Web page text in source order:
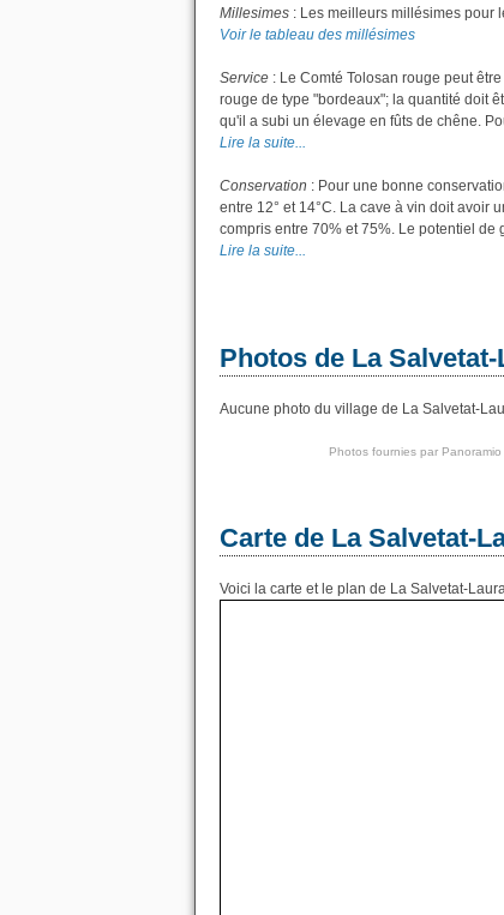
Millesimes : Les meilleurs millésimes pour
Voir le tableau des millésimes
Service : Le Comté Tolosan rouge peut
rouge de type "bordeaux"; la quantité doit
qu'il a subi un élevage en fûts de chêne.
Lire la suite...
Conservation : Pour une bonne
entre 12° et 14°C. La cave à vin doit avoir
compris entre 70% et 75%. Le potentiel de
Lire la suite...
Photos de La
Aucune photo du village de La Salvetat-
Photos fournies par Panoramio
Carte de La Salvetat-
Voici la carte et le plan de La Salvetat-